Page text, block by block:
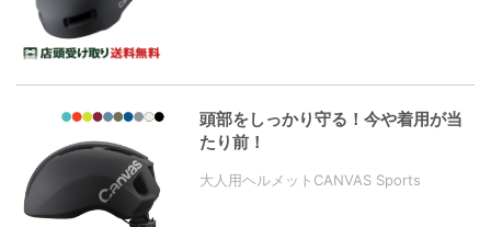
頭部をしっかり守る！今や着用が当
たり前！
大人用ヘルメットCANVAS Sports